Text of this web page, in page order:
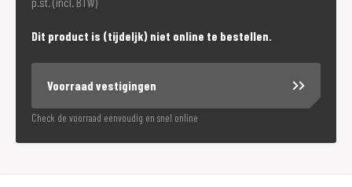
Dit product is (tijdeljk) niet online te bestellen.
Voorraad vestigingen
Check de voorraad eenvoudig en snel online